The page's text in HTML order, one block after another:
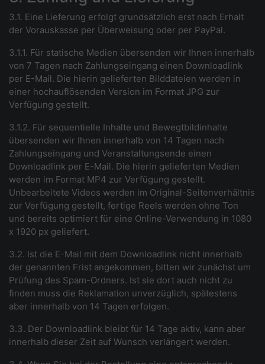
3.1. Eine Lieferung erfolgt grundsätzlich erst nach Erhalt
der Vorauskasse per Überweisung oder per PayPal.
3.1.1. Für statische Medien übersenden wir Ihnen innerhalb
von 7 Tagen nach Zahlungseingang einen Downloadlink
per E-Mail. Die hierin gelieferten Bilddateien werden in
einer hochauflösenden Version im Format JPG zur
Verfügung gestellt.
3.1.2. Für sequentielle Inhalte und Bewegtbildinhalte
übersenden wir Ihnen innerhalb von 14 Tagen nach
Zahlungseingang und Veranstaltungsende einen
Downloadlink per E-Mail. Die hierin gelieferten Medien
werden im Format MP4 zur Verfügung gestellt.
Unbearbeitete Videos werden im Original-Seitenverhältnis
zur Verfügung gestellt, fertige Reels werden ohne Ton
und bereits optimiert für eine Online-Verwendung in 1080
x 1920 px geliefert.
3.2. Ist die E-Mail mit dem Downloadlink nicht innerhalb
der genannten Frist angekommen, bitten wir zunächst um
Prüfung des Spam-Ordners. Ist sie dort auch nicht zu
finden muss die Reklamation unverzüglich, spätestens
aber innerhalb von 14 Tagen erfolgen.
3.3. Der Downloadlink bleibt für 14 Tage aktiv, kann aber
innerhalb dieser Zeit auf Wunsch verlängert werden.